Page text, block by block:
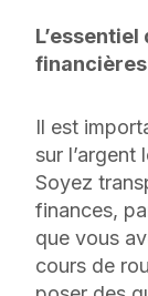
Il est
sur
Soyez
finances,
que vous
cours de